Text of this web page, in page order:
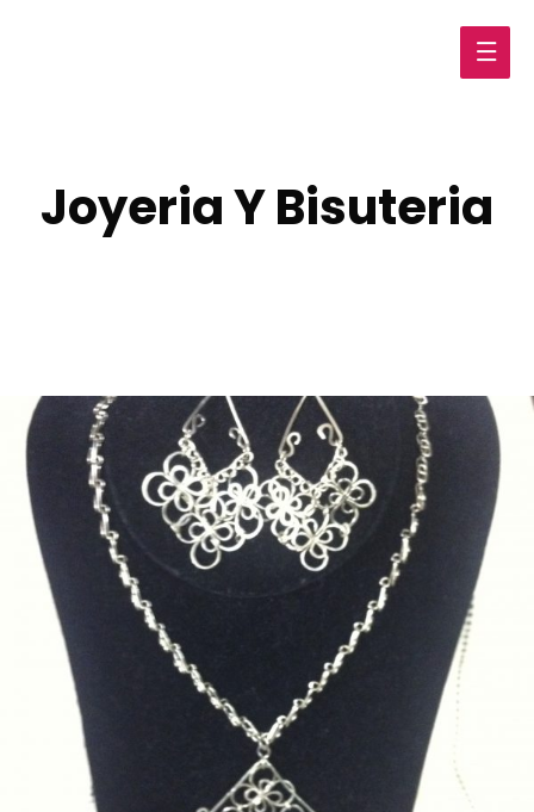
Main
Joyeria Y Bisuteria